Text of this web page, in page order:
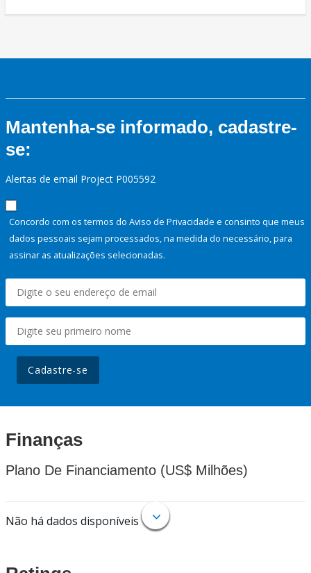
Mantenha-se informado, cadastre-
se:
Alertas de email Project P005592
Concordo com os termos do Aviso de Privacidade e consinto que meus
dados pessoais sejam processados, na medida do necessário, para
assinar as atualizações selecionadas.
Cadastre-se
Finanças
Plano De Financiamento (US$ Milhões)
Não há dados disponíveis